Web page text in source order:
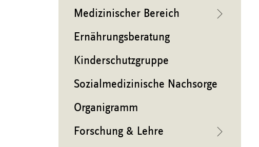
Medizinischer Bereich
Ernährungsberatung
Kinderschutzgruppe
Sozialmedizinische Nachsorge
Organigramm
Forschung & Lehre